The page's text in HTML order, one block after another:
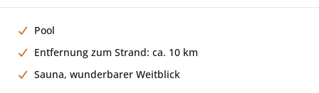
Pool
Entfernung zum Strand: ca. 10 km
Sauna, wunderbarer Weitblick